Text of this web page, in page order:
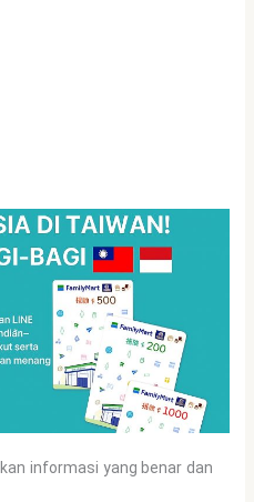
informasi yang benar dan